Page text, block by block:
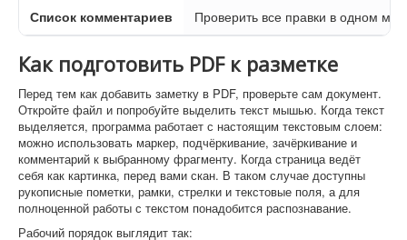
Список комментариев Проверить все правки в одном
Как подготовить PDF к разметке
Перед тем как добавить заметку в PDF, проверьте сам документ.
Откройте файл и попробуйте выделить текст мышью. Когда текст
выделяется, программа работает с настоящим текстовым слоем:
можно использовать маркер, подчёркивание, зачёркивание и
комментарий к выбранному фрагменту. Когда страница ведёт
себя как картинка, перед вами скан. В таком случае доступны
рукописные пометки, рамки, стрелки и текстовые поля, а для
полноценной работы с текстом понадобится распознавание.
Рабочий порядок выглядит так: